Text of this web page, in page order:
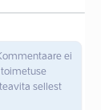
ei
sellest